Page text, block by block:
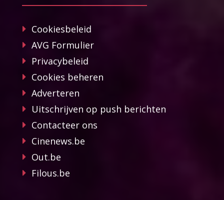
Cookiesbeleid
AVG Formulier
Privacybeleid
Cookies beheren
Adverteren
Uitschrijven op push berichten
Contacteer ons
Cinenews.be
Out.be
Filous.be